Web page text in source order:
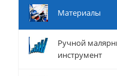
Mатериалы
Ручной
инструмент